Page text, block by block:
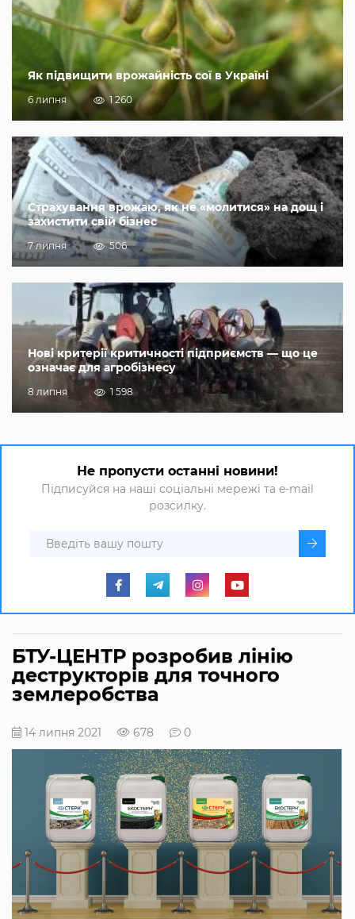
Як підвищити врожайність сої в Україні
6 липня 1 260
Страхування врожаю, як не «молитися» на дощ і
захистити свій бізнес
7 липня 506
Нові критерії критичності підприємств — що це
означає для агробізнесу
8 липня 1 598
Не пропусти останні новини!
Підписуйся на наші соціальні мережі та e-mail
розсилку.
БТУ-ЦЕНТР розробив лінію
деструкторів для точного
землеробства
14 липня 2021 678 0